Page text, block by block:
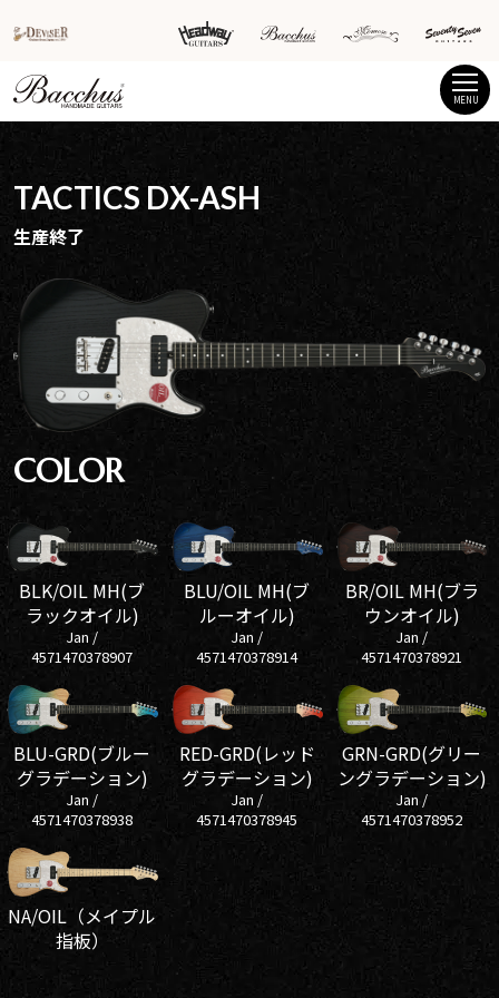
MENU
TACTICS DX-ASH
生産終了
COLOR
BLK/OIL MH(ブ
ラックオイル)
Jan /
4571470378907
BLU/OIL MH(ブ
ルーオイル)
Jan /
4571470378914
BR/OIL MH(ブラ
ウンオイル)
Jan /
4571470378921
BLU-GRD(ブルー
グラデーション)
Jan /
4571470378938
RED-GRD(レッド
グラデーション)
Jan /
4571470378945
GRN-GRD(グリー
ングラデーション)
Jan /
4571470378952
NA/OIL（メイプル
指板）